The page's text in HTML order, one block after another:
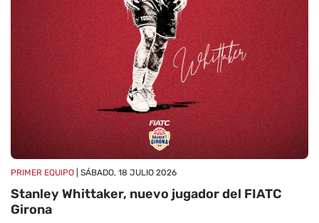
PRIMER EQUIPO | SÁBADO, 18 JULIO 2026
Stanley Whittaker, nuevo jugador del FIATC
Girona